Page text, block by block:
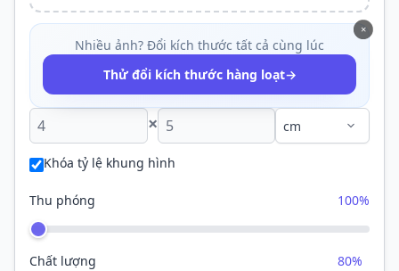
×
Nhiều ảnh? Đổi kích thước tất cả cùng lúc
Thử đổi kích thước hàng loạt→
×
Khóa tỷ lệ khung hình
Thu phóng 100%
Chất lượng 80%